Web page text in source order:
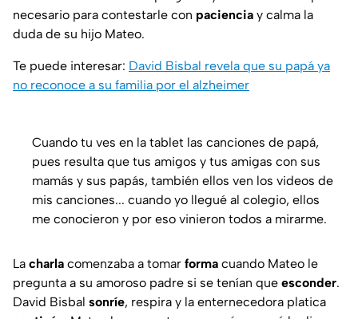
necesario para contestarle con paciencia y calma la
duda de su hijo Mateo.
Te puede interesar: David Bisbal revela que su papá ya
no reconoce a su familia por el alzheimer
Cuando tu ves en la tablet las canciones de papá,
pues resulta que tus amigos y tus amigas con sus
mamás y sus papás, también ellos ven los videos de
mis canciones... cuando yo llegué al colegio, ellos
me conocieron y por eso vinieron todos a mirarme.
La charla comenzaba a tomar forma cuando Mateo le
pregunta a su amoroso padre si se tenían que esconder.
David Bisbal sonríe, respira y la enternecedora platica